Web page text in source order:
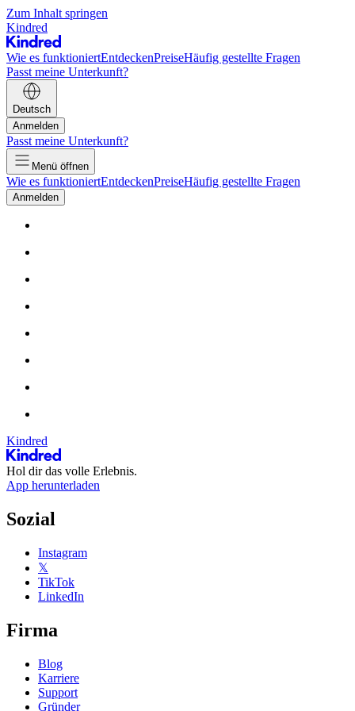
Zum Inhalt springen
Kindred
Wie es funktioniertEntdeckenPreiseHäufig gestellte Fragen
Passt meine Unterkunft?
Deutsch
Anmelden
Passt meine Unterkunft?
Menü öffnen
Wie es funktioniertEntdeckenPreiseHäufig gestellte Fragen
Anmelden
Kindred
Hol dir das volle Erlebnis.
App herunterladen
Sozial
Instagram
𝕏
TikTok
LinkedIn
Firma
Blog
Karriere
Support
Gründer